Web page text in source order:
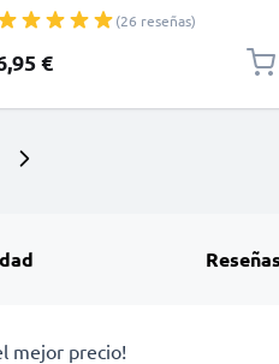
de Carga y Datos 1.5m negro PVC
(26 reseñas)
€
Reseñas
mejor precio!